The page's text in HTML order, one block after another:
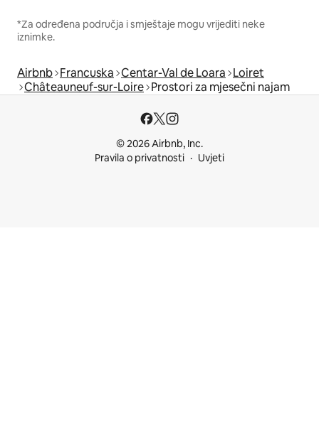
*Za određena područja i smještaje mogu vrijediti neke
iznimke.
Airbnb Francuska Centar-Val de Loara Loiret
Châteauneuf-sur-Loire Prostori za mjesečni najam
© 2026 Airbnb, Inc.
Pravila o privatnosti
Uvjeti